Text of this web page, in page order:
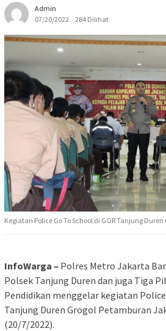
Admin
07/20/2022
284 Dilihat
Kegiatan Police Go To School di GOR Tanjung
InfoWarga – Polres Metro Jakarta
Polsek Tanjung Duren dan juga Tiga
Pendidikan menggelar kegiatan Police
Tanjung Duren Grogol Petamburan
(20/7/2022).